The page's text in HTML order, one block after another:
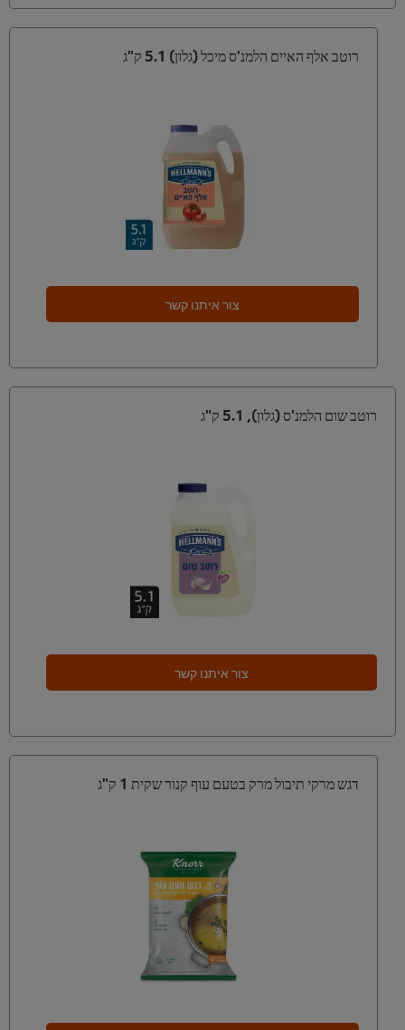
רוטב אלף האיים הלמנ'ס מיכל (גלון) 5.1 ק"ג
צור איתנו קשר
רוטב שום הלמנ'ס (גלון), 5.1 ק"ג
צור איתנו קשר
דגש מרקי תיבול מרק בטעם עוף קנור שקית 1 ק"ג